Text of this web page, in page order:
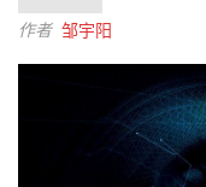
作者 邹宇阳